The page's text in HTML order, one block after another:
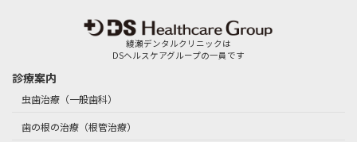
綾瀬デンタルクリニックは
DSヘルスケアグループの一員です
診療案内
虫歯治療（一般歯科）
歯の根の治療（根管治療）